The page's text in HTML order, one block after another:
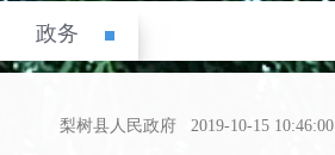
政务
梨树县人民政府 2019-10-15 10:46:00